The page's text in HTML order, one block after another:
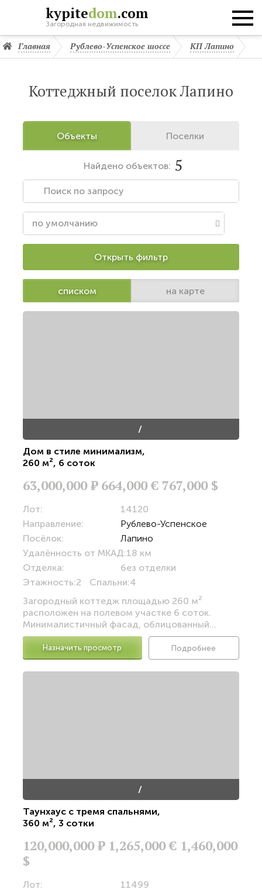
kypitedom.com
Загородная недвижимость
Главная Рублево-Успенское шоссе КП Лапино
Коттеджный поселок Лапино
Объекты Поселки
Найденообъектов: 5
Открыть фильтр
списком на карте
/
Дом в стиле минимализм,
260 м², 6 соток
63,000,000Р 664,000 € 767,000 $
Лот:
14120
Направление:
Рублево-Успенское
Посёлок:
Лапино
Удалённость от МКАД:18 км
Отделка:
без отделки
Этажность:2 Спальни:4
Загородный коттедж площадью 260 м²
расположен на полевом участке 6 соток.
Минималистичный фасад, облицованный...
Назначить просмотр Подробнее
/
Таунхаус с тремя спальнями,
360 м², 3 сотки
120,000,000Р 1,265,000 € 1,460,000
$
Лот:
11499